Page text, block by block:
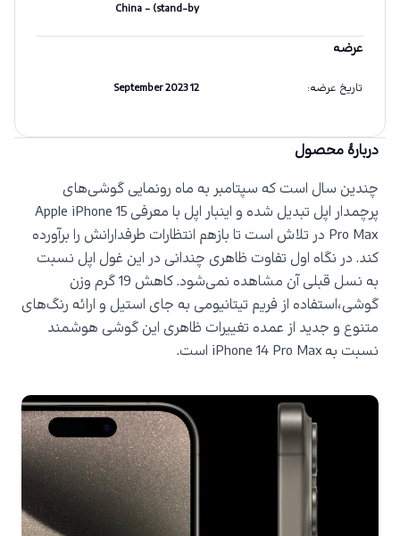
stand-by) - China
عرضه
تاریخ عرضه:
12 September 2023
دربارهٔ محصول
چندین سال است که سپتامبر به ماه رونمایی گوشی‌های
پرچمدار اپل تبدیل شده و اینبار اپل با معرفی Apple iPhone 15
Pro Max در تلاش است تا بازهم انتظارات طرفدارانش را برآورده
کند. در نگاه اول تفاوت ظاهری چندانی در این غول اپل نسبت
به نسل قبلی آن مشاهده نمی‌شود. کاهش 19 گرم وزن
گوشی،استفاده از فریم تیتانیومی به جای استیل و ارائه رنگ‌های
متنوع و جدید از عمده تغییرات ظاهری این گوشی هوشمند
نسبت بهiPhone 14 Pro Max است.